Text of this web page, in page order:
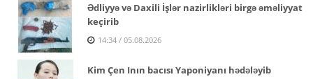
Ədliyyə və Daxili İşlər nazirlikləri birgə əməliyyat
keçirib
14:34 / 05.08.2026
Kim Çen Inın bacısı Yaponiyanı hədələyib